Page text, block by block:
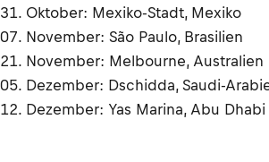
31. Oktober: Mexiko-Stadt, Mexiko
07. November: São Paulo, Brasilien
21. November: Melbourne, Australien
05. Dezember: Dschidda, Saudi-
12. Dezember: Yas Marina, Abu Dhabi